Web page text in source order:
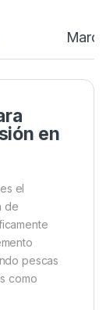
Marca
en
es el
de
pescas
como